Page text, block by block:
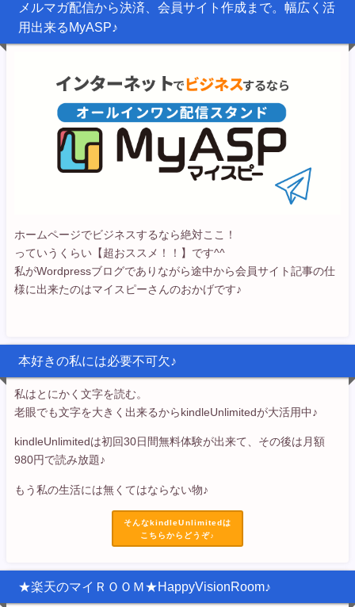
メルマガ配信から決済、会員サイト作成まで。幅広く活
用出来るMyASP♪
ホームページでビジネスするなら絶対ここ！
っていうくらい【超おススメ！！】です^^
私がWordpressブログでありながら途中から会員サイト記事の仕
様に出来たのはマイスピーさんのおかげです♪
本好きの私には必要不可欠♪
私はとにかく文字を読む。
老眼でも文字を大きく出来るからkindleUnlimitedが大活用中♪
kindleUnlimitedは初回30日間無料体験が出来て、その後は月額
980円で読み放題♪
もう私の生活には無くてはならない物♪
そんなkindleUnlimitedは
こちらからどうぞ♪
★楽天のマイＲＯＯＭ★HappyVisionRoom♪